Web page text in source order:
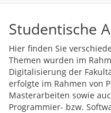
Studentische
Hier finden Sie
Themen wurden im
Digitalisierung der
erfolgte im Rahmen von
Masterarbeiten sowie
Programmier- bzw.